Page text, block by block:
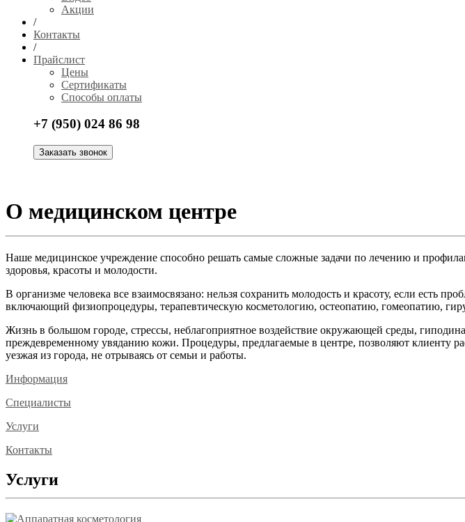
Акции
/
Контакты
/
Прайслист
Цены
Сертификаты
Способы оплаты
+7 (950) 024 86 98
Заказать звонок
О медицинском центре
Наше медицинское учреждение способно решать самые сложные задачи по лечению и
здоровья, красоты и молодости.
В организме человека все взаимосвязано: нельзя сохранить молодость и красоту, если есть
включающий физиопроцедуры, терапевтическую косметологию, остеопатию, гомеопатию,
Жизнь в большом городе, стрессы, неблагоприятное воздействие окружающей среды,
преждевременному увяданию кожи. Процедуры, предлагаемые в центре, позволяют клиенту
уезжая из города, не отрываясь от семьи и работы.
Информация
Специалисты
Услуги
Контакты
Услуги